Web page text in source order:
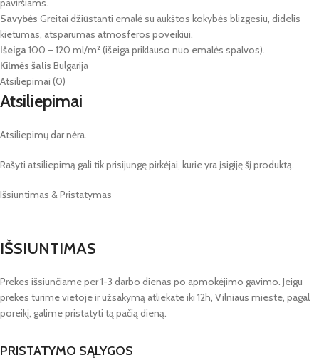
paviršiams.
Savybės Greitai džiūstanti emalė su aukštos kokybės blizgesiu, didelis
kietumas, atsparumas atmosferos poveikiui.
Išeiga100 – 120 ml/m² (išeiga priklauso nuo emalės spalvos).
Kilmės šalis Bulgarija
Atsiliepimai (0)
Atsiliepimai
Atsiliepimų dar nėra.
Rašyti atsiliepimą gali tik prisijungę pirkėjai, kurie yra įsigiję šį produktą.
Išsiuntimas & Pristatymas
IŠSIUNTIMAS
Prekes išsiunčiame per 1-3 darbo dienas po apmokėjimo gavimo. Jeigu
prekes turime vietoje ir užsakymą atliekate iki 12h, Vilniaus mieste, pagal
poreikį, galime pristatyti tą pačią dieną.
PRISTATYMO SĄLYGOS